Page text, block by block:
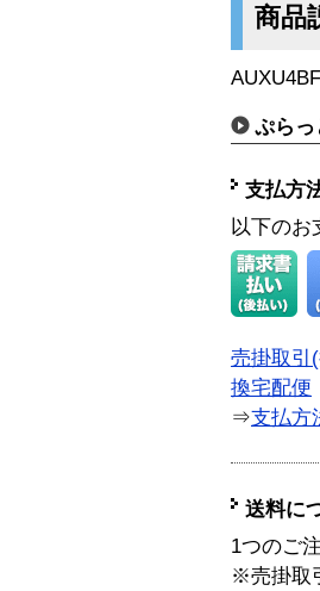
商品
ぷら
支払方
以下のお
売掛取引
換宅配便
⇒支払方
送料に
1つのご
※売掛取